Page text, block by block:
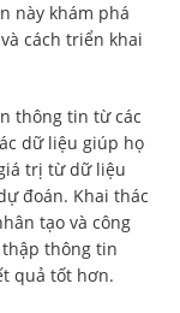
này khám phá
cách triển khai
thông tin từ các
dữ liệu giúp họ
trị từ dữ liệu
đoán. Khai thác
tạo và công
thập thông tin
quả tốt hơn.